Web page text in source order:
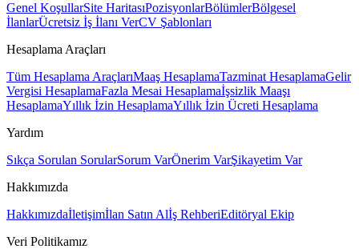
Genel KoşullarSite HaritasıPozisyonlarBölümlerBölgesel
İlanlarÜcretsiz İş İlanı VerCV Şablonları
Hesaplama Araçları
Tüm Hesaplama AraçlarıMaaş HesaplamaTazminat HesaplamaGelir
Vergisi HesaplamaFazla Mesai Hesaplamaİşsizlik Maaşı
HesaplamaYıllık İzin HesaplamaYıllık İzin Ücreti Hesaplama
Yardım
Sıkça Sorulan SorularSorum VarÖnerim VarŞikayetim Var
Hakkımızda
Hakkımızdaİletişimİlan Satın Alİş RehberiEditöryal Ekip
Veri Politikamız